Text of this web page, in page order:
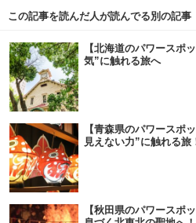
この記事を読んだ人が読んでる別の記事
【北海道のパワースポ
気”に触れる旅へ
【青森県のパワースポ
見えない力”に触れる旅
【秋田県のパワースポ